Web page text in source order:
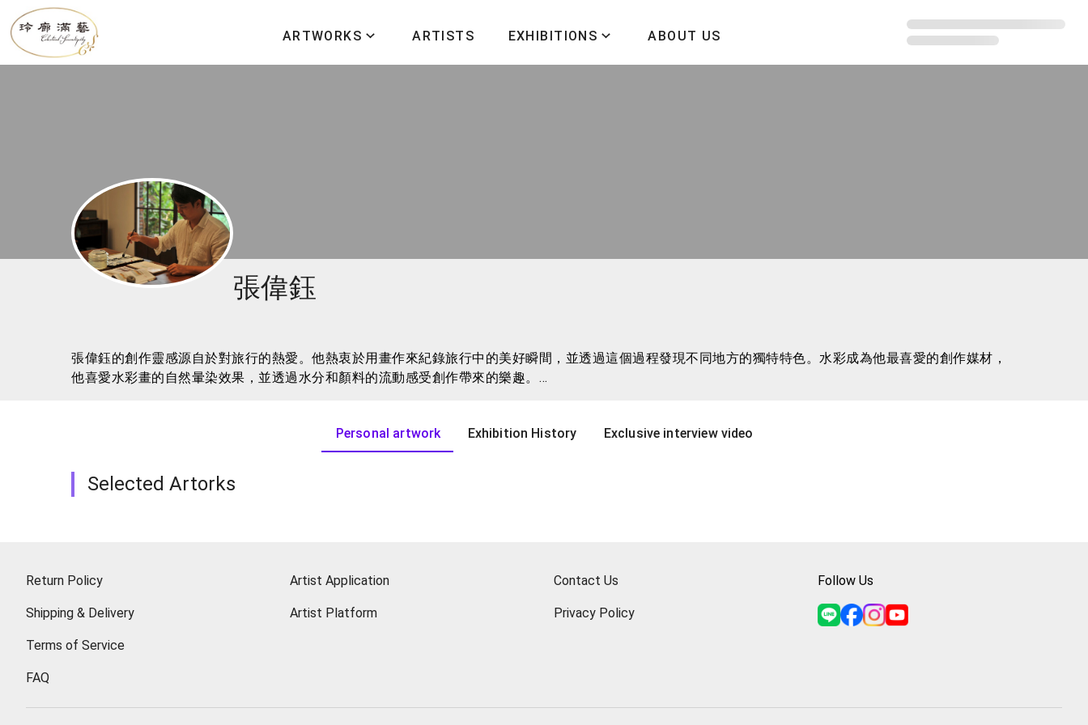
ARTWORKS ARTISTS EXHIBITIONS ABOUT US
張偉鈺
張偉鈺的創作靈感源自於對旅行的熱愛。他熱衷於用畫作來紀錄旅行中的美好瞬間，並透過這個過程發現不同地方的獨特特色。水彩成為他最喜愛的創作媒材，
他喜愛水彩畫的自然暈染效果，並透過水分和顏料的流動感受創作帶來的樂趣。
他的藝術作品和文字不僅僅是一個記錄，更是一種詩意的表達。他用筆觸和色彩，用文字和畫面，來紀錄生活的美好，將每個瞬間都變成一首詩，一張畫。他的
藝術作品是一個窗口，讓觀眾可以一同感受他對生活、旅行和藝術的熱情。
Personal artwork Exhibition History Exclusive interview video
Selected Artorks
Return Policy
Shipping & Delivery
Terms of Service
FAQ
Artist Application
Artist Platform
Contact Us
Privacy Policy
Follow Us